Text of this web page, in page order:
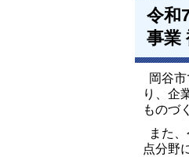
令和
事業
岡谷
り、企
ものづ
また
点分野